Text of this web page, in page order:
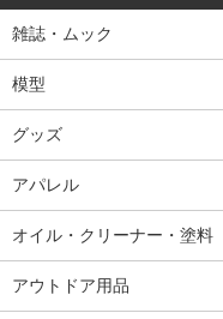
雑誌・ムック
模型
グッズ
アパレル
オイル・クリーナー・塗料
アウトドア用品